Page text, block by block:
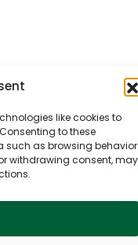
like cookies to
to these
such as browsing behavior
withdrawing consent, may